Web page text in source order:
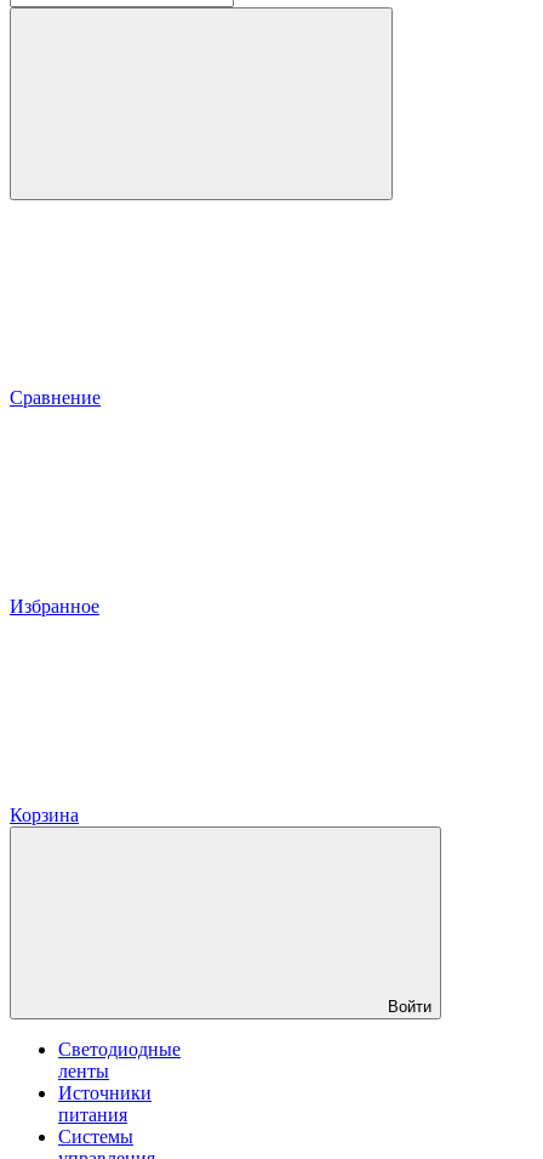
Сравнение
Избранное
Корзина
Войти
Светодиодные
ленты
Источники
питания
Системы